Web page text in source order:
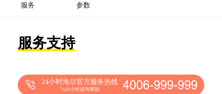
服务 参数
服务支持
24小时海尔官方服务热线
7x24小时咨询帮助